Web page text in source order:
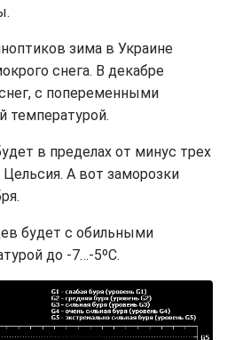
зима в Украине
снега. В декабре
с попеременными
температурой.
в пределах от минус трех
А вот заморозки
будет с обильными
до -7…-5ºС.